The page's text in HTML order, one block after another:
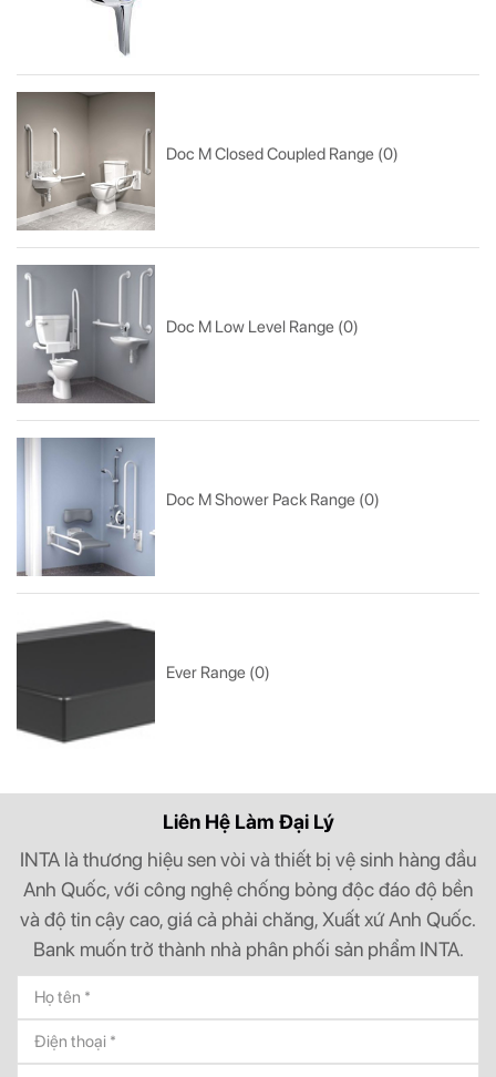
Doc M Closed Coupled Range (0)
Doc M Low Level Range (0)
Doc M Shower Pack Range (0)
Ever Range (0)
Liên Hệ Làm Đại Lý
INTA là thương hiệu sen vòi và thiết bị vệ sinh hàng đầu
Anh Quốc, với công nghệ chống bỏng độc đáo độ bền
và độ tin cậy cao, giá cả phải chăng, Xuất xứ Anh Quốc.
Bank muốn trở thành nhà phân phối sản phẩm INTA.